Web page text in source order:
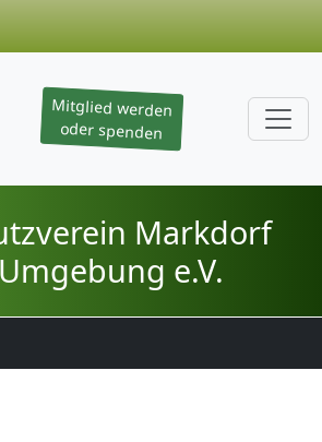
Mitglied werden
oder spenden
Markdorf
e.V.